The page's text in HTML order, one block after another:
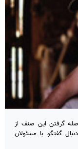
گرفتن این صنف از
کرد که به‌دنبال گفتگو با مسئولان